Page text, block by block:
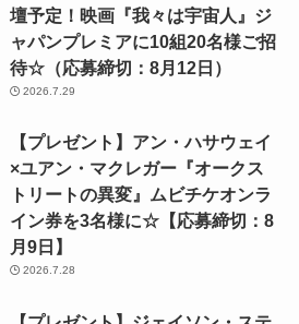
壇予定！映画『我々は宇宙人』ジ
ャパンプレミアに10組20名様ご招
待☆（応募締切：8月12日）
2026.7.29
【プレゼント】アン・ハサウェイ
×ユアン・マクレガー『オークス
トリートの異変』ムビチケオンラ
イン券を3名様に☆【応募締切：8
月9日】
2026.7.28